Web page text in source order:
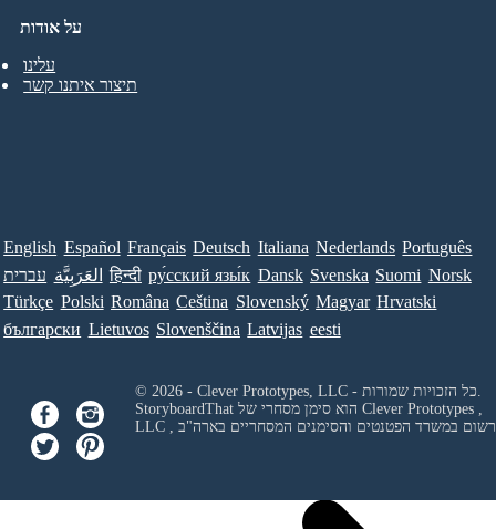
על אודות
עלינו
תיצור איתנו קשר
English Español Français Deutsch Italiana Nederlands Português
עברית العَرَبِيَّة हिन्दी ру́сский язы́к Dansk Svenska Suomi Norsk
Türkçe Polski Româna Ceština Slovenský Magyar Hrvatski
български Lietuvos Slovenščina Latvijas eesti
© 2026 - Clever Prototypes, LLC - כל הזכויות שמורות.
Clever Prototypes ,
LLC
ורשום במשרד הפטנטים והסימנים המסחריים בארה"ב